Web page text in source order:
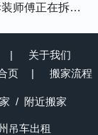
齐齐哈尔拆装师傅正在拆装家具
关于我们
页 搬家流程
附近搬家
吊车出租